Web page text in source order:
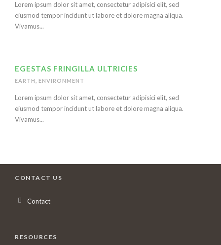
Lorem ipsum dolor sit amet, consectetur adipisici elit, sed
eiusmod tempor incidunt ut labore et dolore magna aliqua.
Vivamus...
EGESTAS FRINGILLA ULTRICIES
EARTH ENVIRONMENT
Lorem ipsum dolor sit amet, consectetur adipisici elit, sed
eiusmod tempor incidunt ut labore et dolore magna aliqua.
Vivamus...
CONTACT US
Contact
RESOURCES